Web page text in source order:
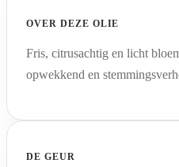
OVER DEZE OLIE
Fris, citrusachtig en licht
opwekkend en
DE GEUR